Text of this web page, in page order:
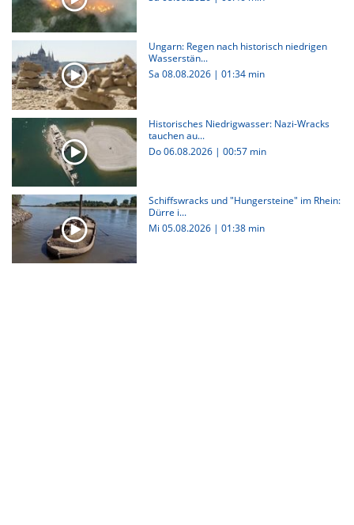
Ungarn: Regen nach historisch niedrigen
Wasserstän...
Sa 08.08.2026 | 01:34 min
Historisches Niedrigwasser: Nazi-Wracks
tauchen au...
Do 06.08.2026 | 00:57 min
Schiffswracks und "Hungersteine" im Rhein:
Dürre i...
Mi 05.08.2026 | 01:38 min